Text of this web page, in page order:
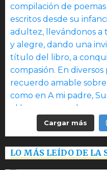
Cargar más
LO MÁS LEÍDO DE LA